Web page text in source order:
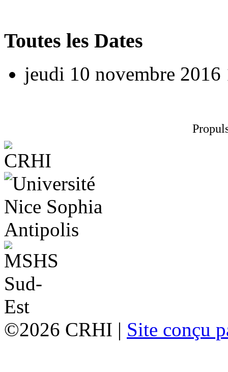
Toutes les Dates
jeudi 10 novembre 2016
©2026 CRHI | Site conçu